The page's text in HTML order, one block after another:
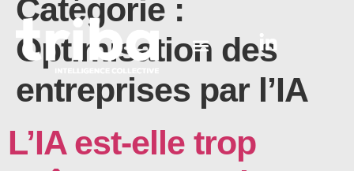
Catégorie :
Optimisation des
entreprises par l’IA
L’IA est-elle trop